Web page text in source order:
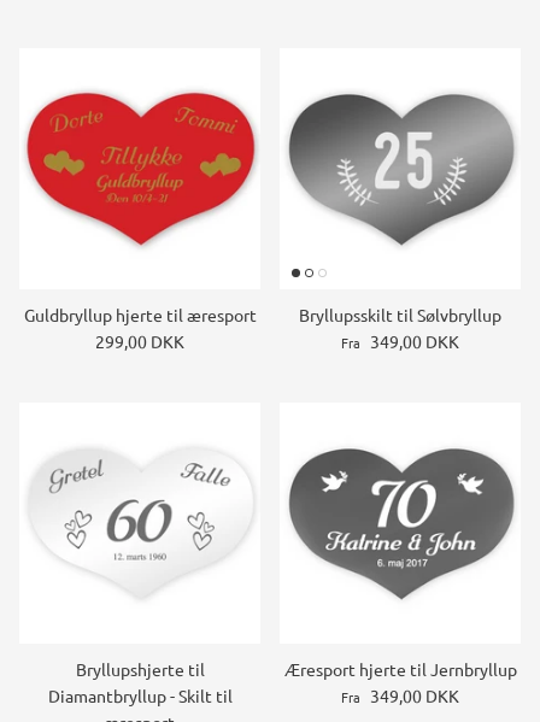
Guldbryllup hjerte til æresport
299,00 DKK
Bryllupsskilt til Sølvbryllup
Fra 349,00 DKK
Bryllupshjerte til
Diamantbryllup - Skilt til
Æresport hjerte til Jernbryllup
Fra 349,00 DKK